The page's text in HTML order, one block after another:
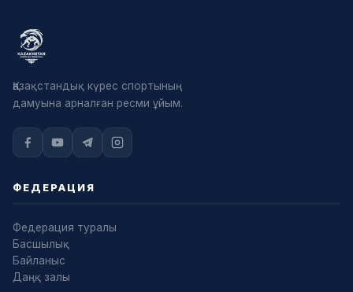
Қазақстандық күрес спортының
дамуына арналған ресми ұйым.
ФЕДЕРАЦИЯ
Федерация туралы
Басшылық
Байланыс
Даңқ залы